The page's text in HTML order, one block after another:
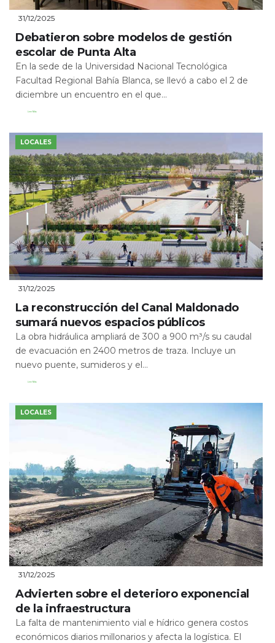
31/12/2025
Debatieron sobre modelos de gestión
escolar de Punta Alta
En la sede de la Universidad Nacional Tecnológica
Facultad Regional Bahía Blanca, se llevó a cabo el 2 de
diciembre un encuentro en el que...
Leer Más
LOCALES
31/12/2025
La reconstrucción del Canal Maldonado
sumará nuevos espacios públicos
La obra hidráulica ampliará de 300 a 900 m³/s su caudal
de evacuación en 2400 metros de traza. Incluye un
nuevo puente, sumideros y el...
Leer Más
LOCALES
31/12/2025
Advierten sobre el deterioro exponencial
de la infraestructura
La falta de mantenimiento vial e hídrico genera costos
económicos diarios millonarios y afecta la logística. El